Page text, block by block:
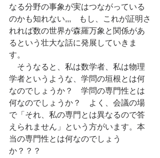
なる分野の事象が実はつながっている
のかも知れない,,,　もし、これが証明さ
れれば数の世界が森羅万象と関係があ
るという壮大な話に発展していきま
す。
そうなると、私は数学者、私は物理
学者というような、学問の垣根とは何
なのでしょうか？　学問の専門性とは
何なのでしょうか？　よく、会議の場
で「それ、私の専門とは異なるので答
えられません」という方がいます。本
当の専門性とは何なのでしょう
か？？？